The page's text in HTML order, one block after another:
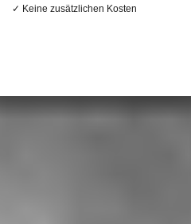
✓ Keine zusätzlichen Kosten